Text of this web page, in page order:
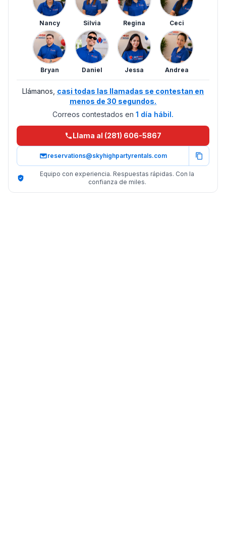
Nancy Silvia Regina Ceci
Bryan Daniel Jessa Andrea
Llámanos, casi todas las llamadas se contestan en
menos de 30 segundos.
Correos contestados en 1 día hábil.
Llama al (281) 606-5867
reservations@skyhighpartyrentals.com
Equipo con experiencia. Respuestas rápidas. Con la
confianza de miles.